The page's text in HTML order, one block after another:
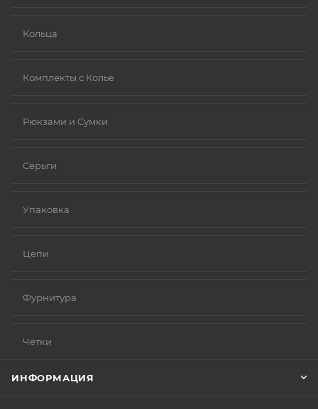
Кольца
Комплекты с Колье
Рюкзами и Сумки
Серьги
Упаковка
Цепи
Фурнитура
Чётки
ИНФОРМАЦИЯ